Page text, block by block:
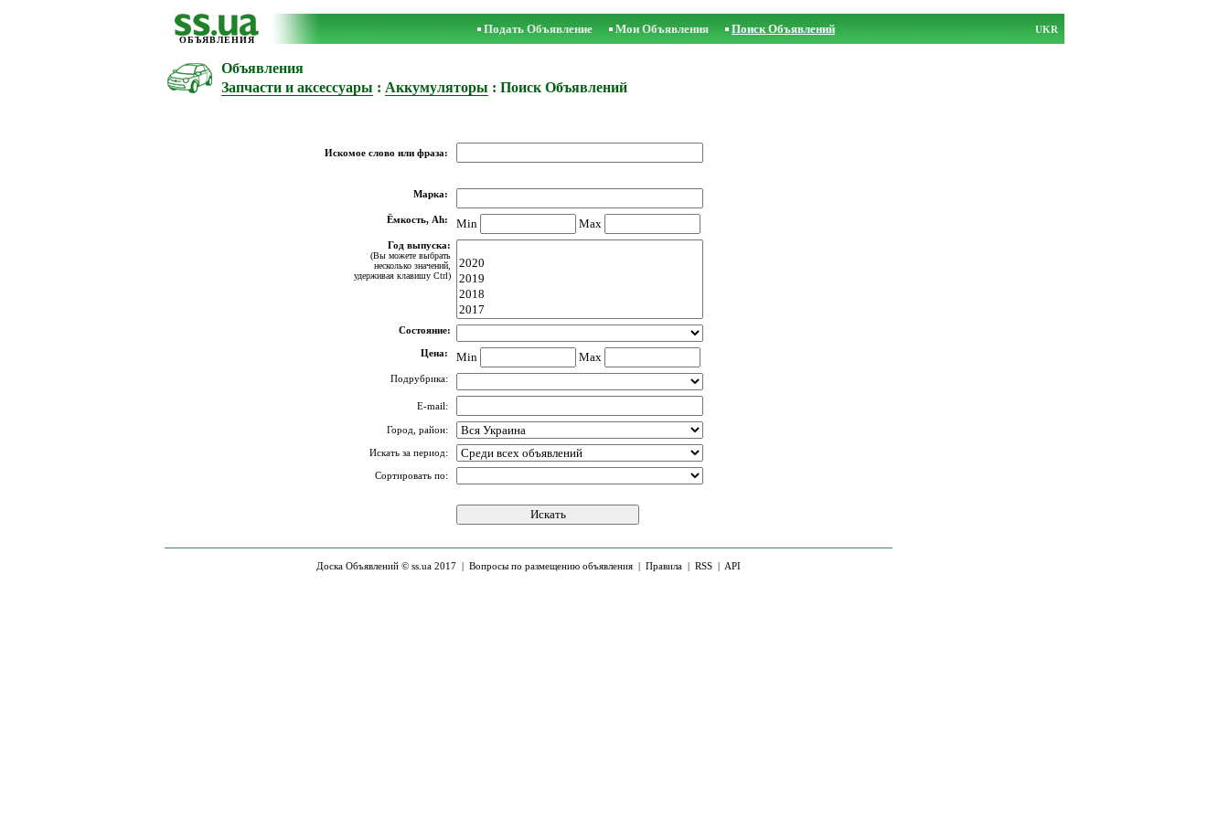
ОБЪЯВЛЕНИЯ
Подать Объявление Мои Объявления Поиск Объявлений UKR
Объявления
Запчасти и аксессуары : Аккумуляторы : Поиск Объявлений
Искомое слово или фраза:
Марка:
Ёмкость, Ah: Min Max
Год выпуска:
(Вы можете выбрать
несколько значений,
удерживая клавишу Ctrl)
Состояние:
Цена: Min Max
Подрубрика:
E-mail:
Город, район:
Искать за период:
Сортировать по:
Доска Объявлений © ss.ua 2017 | Вопросы по размещению объявления | Правила | RSS | API